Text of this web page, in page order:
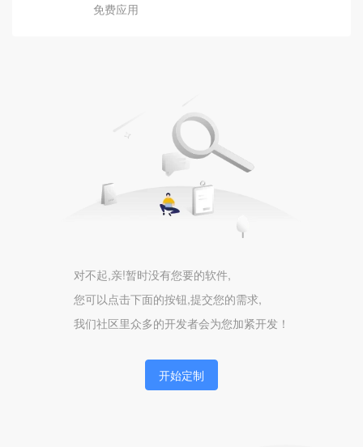
免费应用
对不起,亲!暂时没有您要的软件,
您可以点击下面的按钮,提交您的需求,
我们社区里众多的开发者会为您加紧开发！
开始定制